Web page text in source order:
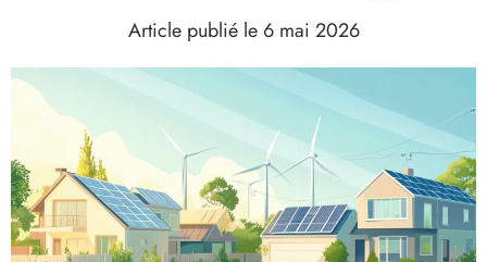
Article publié le 6 mai 2026